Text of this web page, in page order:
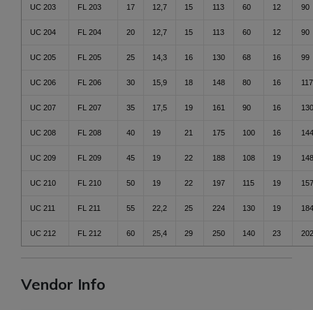
UC 203 FL 203 17 12,7 15 113 60 12 90
UC 204 FL 204 20 12,7 15 113 60 12 90
UC 205 FL 205 25 14,3 16 130 68 16 99
UC 206 FL 206 30 15,9 18 148 80 16 117
UC 207 FL 207 35 17,5 19 161 90 16 130
UC 208 FL 208 40 19 21 175 100 16 144
UC 209 FL 209 45 19 22 188 108 19 148
UC 210 FL 210 50 19 22 197 115 19 157
UC 211 FL 211 55 22,2 25 224 130 19 184
UC 212 FL 212 60 25,4 29 250 140 23 202
Vendor Info